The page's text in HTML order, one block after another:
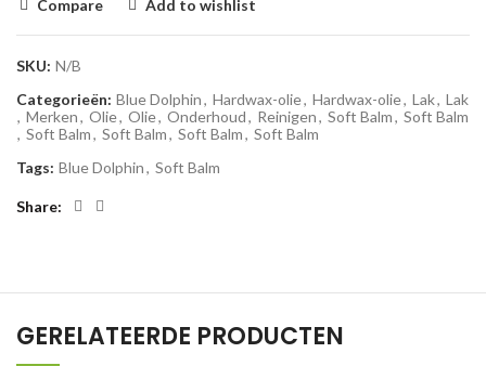
Compare Add to wishlist
SKU: N/B
Categorieën: Blue Dolphin, Hardwax-olie, Hardwax-olie, Lak, Lak
, Merken, Olie, Olie, Onderhoud, Reinigen, Soft Balm, Soft Balm
, Soft Balm, Soft Balm, Soft Balm, Soft Balm
Tags: Blue Dolphin, Soft Balm
Share
GERELATEERDE PRODUCTEN